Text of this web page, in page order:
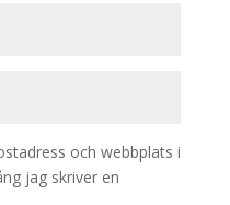
och webbplats i
jag skriver en